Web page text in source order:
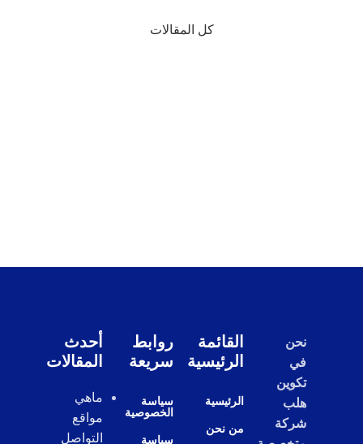
كل المقالات
نحن
في
تكوين
هلب
شركة
القائمة
الرئيسية
الرئيسية
من نحن
روابط
سريعة
سياسة
الخصوصية
سياسة
أحدث
المقالات
ماهي
مواقع
التواصل